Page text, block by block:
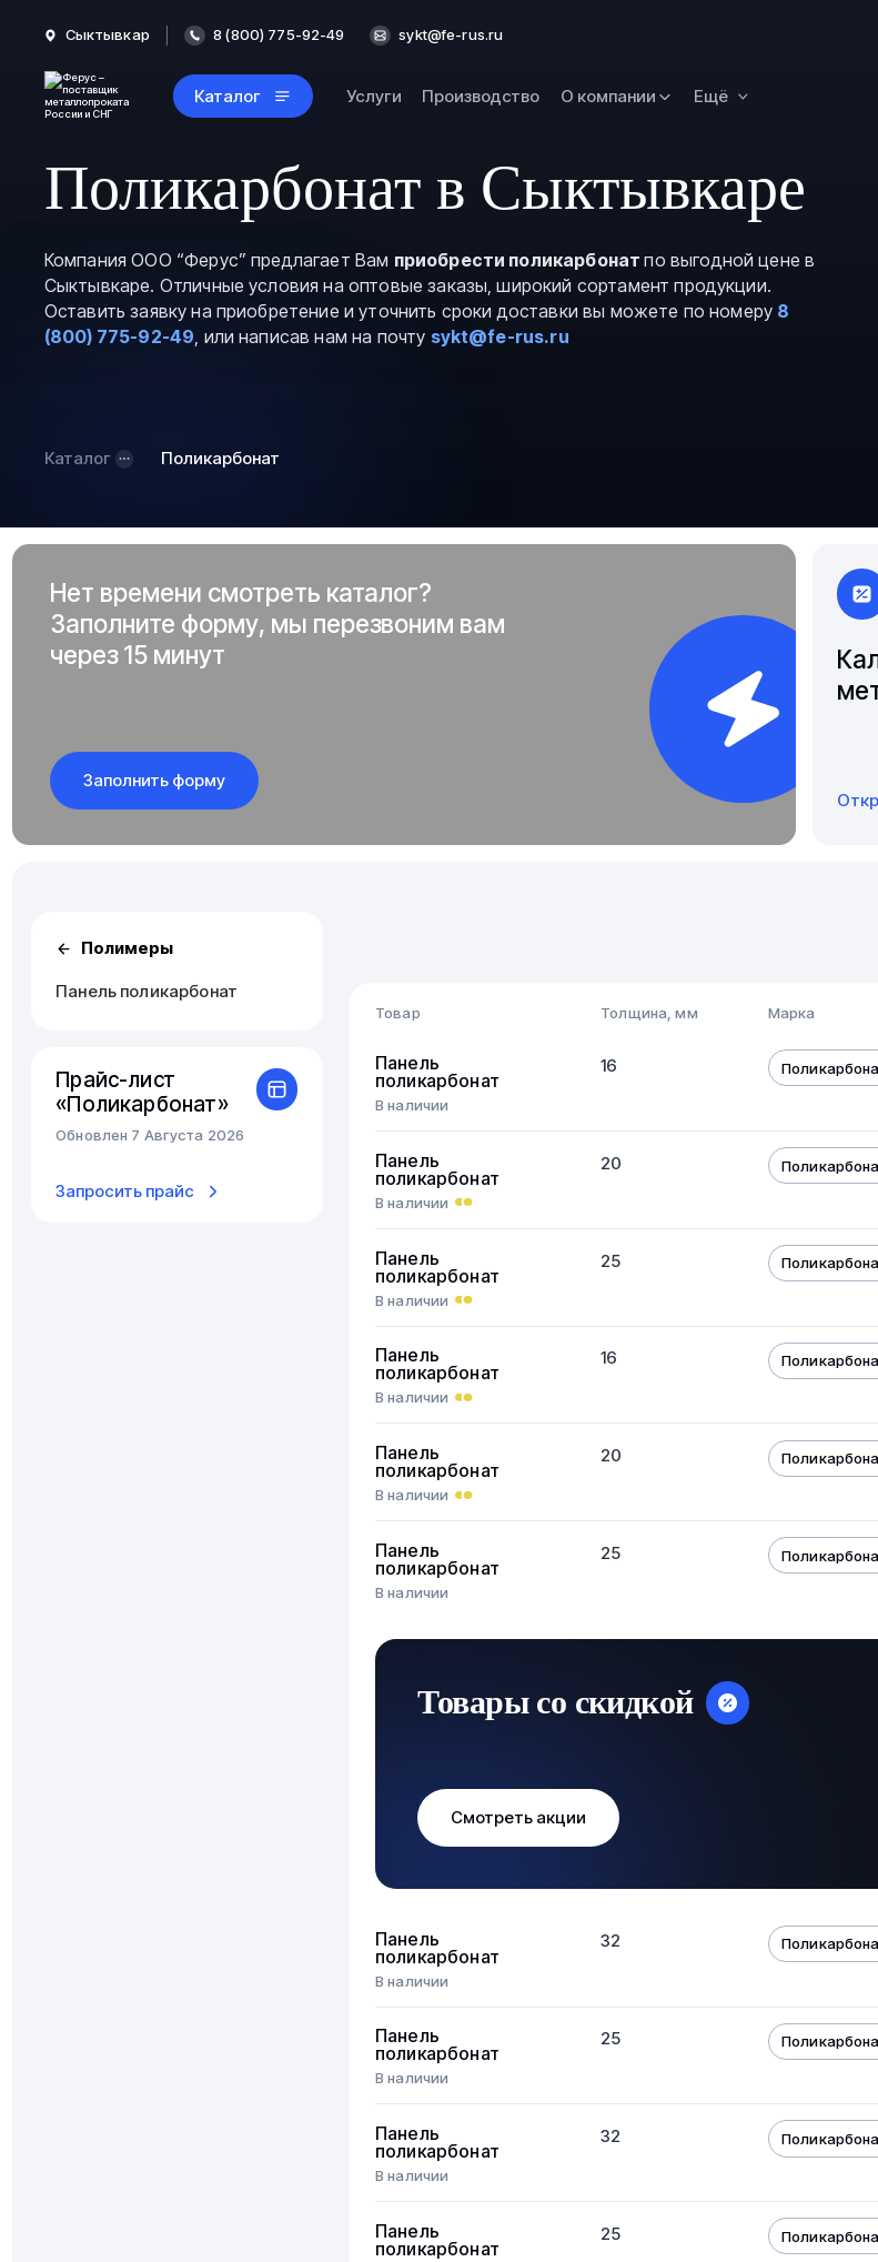
Сыктывкар 8 (800) 775-92-49 sykt@fe-rus.ru
Каталог Услуги Производство О компании Ещё
Поликарбонат в Сыктывкаре
Компания ООО “Ферус” предлагает Вам приобрести поликарбонатпо выгодной цене в
Сыктывкаре. Отличные условия на оптовые заказы, широкий сортамент продукции.
Оставить заявку на приобретение и уточнить сроки доставки вы можете по номеру 8
(800) 775-92-49, или написав нам на почту sykt@fe-rus.ru
Каталог Поликарбонат
Нет времени смотреть каталог?
Заполните форму, мы перезвоним вам
через 15 минут
Заполнить форму
Полимеры
Панель поликарбонат
Прайс-лист
«Поликарбонат»
Обновлен 7 Августа 2026
Запросить прайс
Товар Толщина, мм Марка
Панель
поликарбонат
В наличии
16
Панель
поликарбонат
В наличии
20
Панель
поликарбонат
В наличии
25
Панель
поликарбонат
В наличии
16
Панель
поликарбонат
В наличии
20
Панель
поликарбонат
В наличии
25
Товары со скидкой
Смотреть акции
Панель
поликарбонат
В наличии
32
Панель
поликарбонат
В наличии
25
Панель
поликарбонат
В наличии
32
Панель
поликарбонат
25